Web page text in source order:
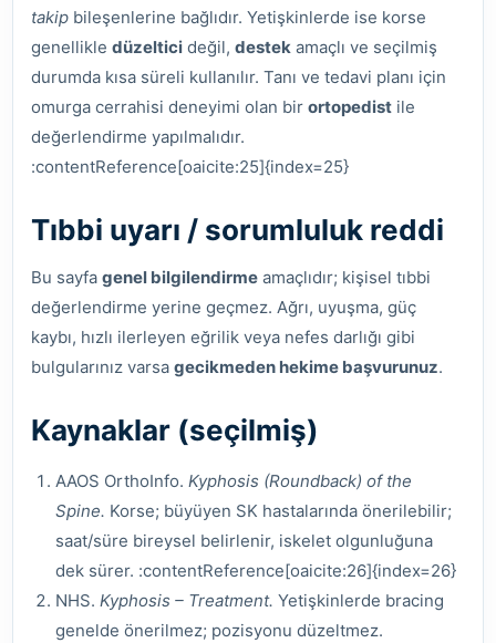
takip bileşenlerine bağlıdır. Yetişkinlerde ise korse
genellikle düzeltici değil, destek amaçlı ve seçilmiş
durumda kısa süreli kullanılır. Tanı ve tedavi planı için
omurga cerrahisi deneyimi olan bir ortopedist ile
değerlendirme yapılmalıdır.
:contentReference[oaicite:25]{index=25}
Tıbbi uyarı / sorumluluk reddi
Bu sayfa genel bilgilendirme amaçlıdır; kişisel tıbbi
değerlendirme yerine geçmez. Ağrı, uyuşma, güç
kaybı, hızlı ilerleyen eğrilik veya nefes darlığı gibi
bulgularınız varsa gecikmeden hekime başvurunuz.
Kaynaklar (seçilmiş)
AAOS OrthoInfo. Kyphosis (Roundback) of the
Spine. Korse; büyüyen SK hastalarında önerilebilir;
saat/süre bireysel belirlenir, iskelet olgunluğuna
dek sürer. :contentReference[oaicite:26]{index=26}
NHS. Kyphosis – Treatment. Yetişkinlerde bracing
genelde önerilmez; pozisyonu düzeltmez.